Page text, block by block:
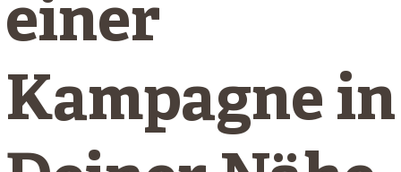
einer
Kampagne in